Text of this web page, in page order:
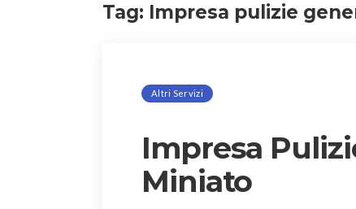
Tag: Impresa pulizie
Altri Servizi
Impresa
Miniato